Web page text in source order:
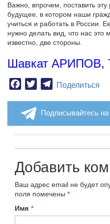
Важно, впрочем, поставить
будущее, в котором наши
учиться и работать в России.
нужно делать вид, что нас это
известно, две стороны.
Шавкат АРИПОВ,
Facebook
TwitterTelegram
Поделиться
Подписывайтесь на
Добавить
Ваш адрес email не будет
поля помечены *
Имя *